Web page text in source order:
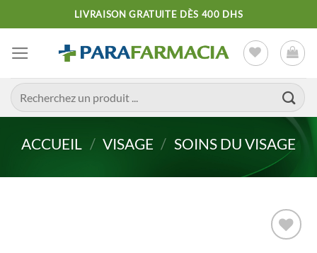
au
contenu
LIVRAISON GRATUITE DÈS 400 DHS
Recherche
pour :
ACCUEIL / VISAGE / SOINS DU VISAGE